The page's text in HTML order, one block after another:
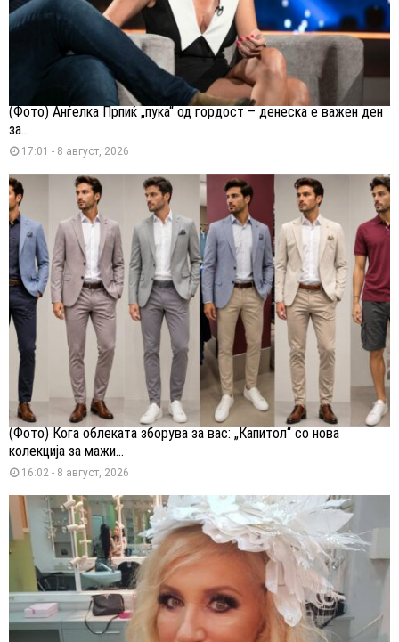
(Фото) Анѓелка Прпиќ „пука“ од гордост – денеска е важен ден
за...
17:01 - 8 август, 2026
(Фото) Кога облеката зборува за вас: „Капитол“ со нова
колекција за мажи...
16:02 - 8 август, 2026